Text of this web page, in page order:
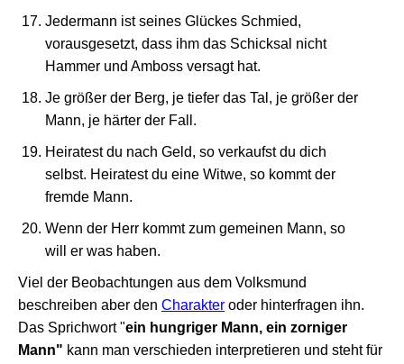
Jedermann ist seines Glückes Schmied,
vorausgesetzt, dass ihm das Schicksal nicht
Hammer und Amboss versagt hat.
Je größer der Berg, je tiefer das Tal, je größer der
Mann, je härter der Fall.
Heiratest du nach Geld, so verkaufst du dich
selbst. Heiratest du eine Witwe, so kommt der
fremde Mann.
Wenn der Herr kommt zum gemeinen Mann, so
will er was haben.
Viel der Beobachtungen aus dem Volksmund
beschreiben aber den Charakter oder hinterfragen ihn.
Das Sprichwort "ein hungriger Mann, ein zorniger
Mann" kann man verschieden interpretieren und steht für